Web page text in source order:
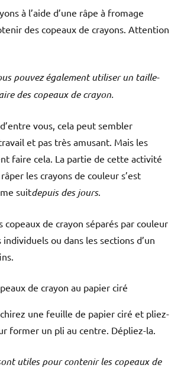
à l’aide d’une râpe à fromage
des copeaux de crayons. Attention
pouvez également utiliser un taille-
des copeaux de crayon.
vous, cela peut sembler
et pas très amusant. Mais les
faire cela. La partie de cette activité
les crayons de couleur s’est
suitdepuis des jours.
copeaux de crayon séparés par couleur
individuels ou dans les sections d’un
de crayon au papier ciré
une feuille de papier ciré et pliez-
former un pli au centre. Dépliez-la.
utiles pour contenir les copeaux de